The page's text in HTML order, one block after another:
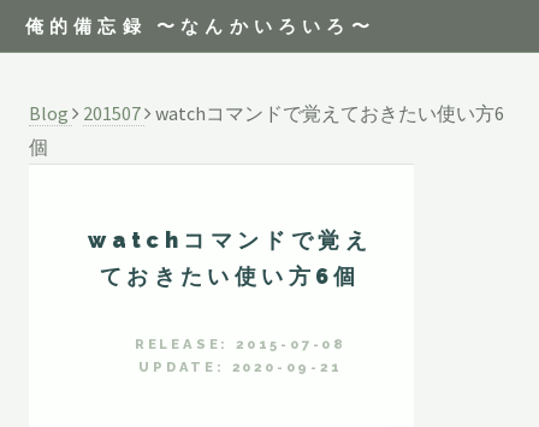
俺的備忘録 〜なんかいろいろ〜
Blog 201507 watchコマンドで覚えておきたい使い方6
個
watchコマンドで覚え
ておきたい使い方6個
RELEASE: 2015-07-08
UPDATE: 2020-09-21